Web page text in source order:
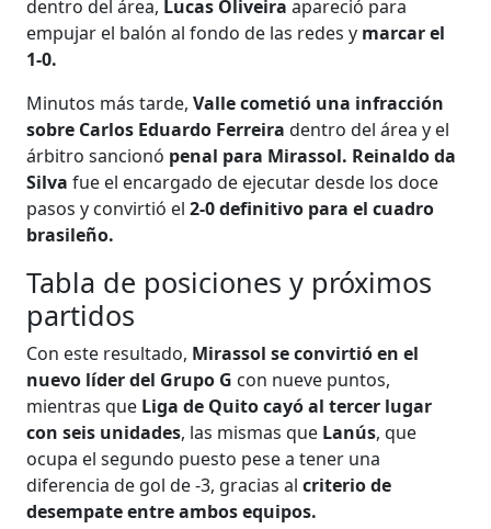
dentro del área, Lucas Oliveiraapareció para
empujar el balón al fondo de las redes y marcar el
1-0.
Minutos más tarde,Valle cometió una infracción
sobre Carlos Eduardo Ferreira dentro del área y el
árbitro sancionó penal para Mirassol. Reinaldo da
Silva fue el encargado de ejecutar desde los doce
pasos y convirtió el2-0 definitivo para el cuadro
brasileño.
Tabla de posiciones y próximos
partidos
Con este resultado, Mirassol se convirtió en el
nuevo líder del Grupo G con nueve puntos,
mientras que Liga de Quito cayó al tercer lugar
con seis unidades, las mismas que Lanús, que
ocupa el segundo puesto pese a tener una
diferencia de gol de -3, gracias alcriterio de
desempate entre ambos equipos.